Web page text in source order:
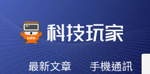
最新文章 手機通訊